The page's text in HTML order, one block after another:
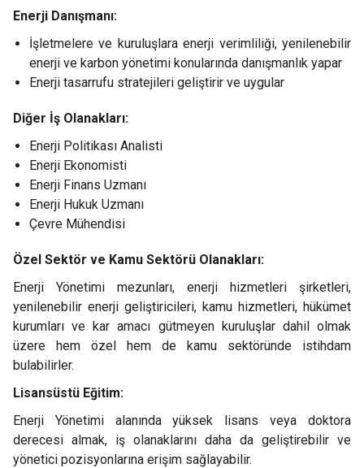
Enerji Danışmanı:
İşletmelere ve kuruluşlara enerji verimliliği, yenilenebilir
enerji ve karbon yönetimi konularında danışmanlık yapar
Enerji tasarrufu stratejileri geliştirir ve uygular
Diğer İş Olanakları:
Enerji Politikası Analisti
Enerji Ekonomisti
Enerji Finans Uzmanı
Enerji Hukuk Uzmanı
Çevre Mühendisi
Özel Sektör ve Kamu Sektörü Olanakları:
Enerji Yönetimi mezunları, enerji hizmetleri şirketleri,
yenilenebilir enerji geliştiricileri, kamu hizmetleri, hükümet
kurumları ve kar amacı gütmeyen kuruluşlar dahil olmak
üzere hem özel hem de kamu sektöründe istihdam
bulabilirler.
Lisansüstü Eğitim:
Enerji Yönetimi alanında yüksek lisans veya doktora
derecesi almak, iş olanaklarını daha da geliştirebilir ve
yönetici pozisyonlarına erişim sağlayabilir.